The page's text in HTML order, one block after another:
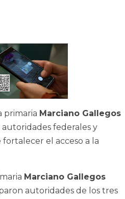
primaria Marciano Gallegos
federales y
el acceso a la
Marciano Gallegos
autoridades de los tres